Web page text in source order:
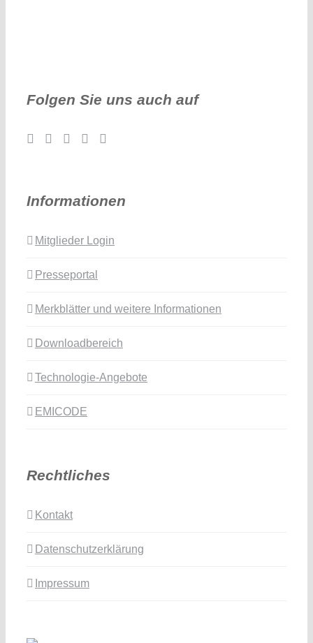
Folgen Sie uns auch auf
Informationen
Mitglieder Login
Presseportal
Merkblätter und weitere Informationen
Downloadbereich
Technologie-Angebote
EMICODE
Rechtliches
Kontakt
Datenschutzerklärung
Impressum